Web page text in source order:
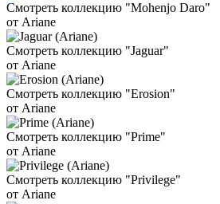
Смотреть коллекцию "Mohenjo Daro"
от Ariane
Смотреть коллекцию "Jaguar"
от Ariane
Смотреть коллекцию "Erosion"
от Ariane
Смотреть коллекцию "Prime"
от Ariane
Смотреть коллекцию "Privilege"
от Ariane